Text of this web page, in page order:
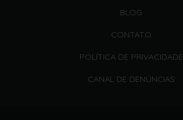
BLOG
CONTATO
POLÍTICA DE PRIVACIDADE
CANAL DE DENÚNCIAS